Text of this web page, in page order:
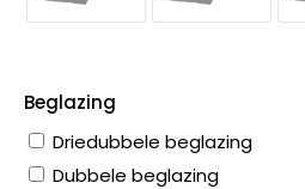
Beglazing
Driedubbele beglazing
Dubbele beglazing